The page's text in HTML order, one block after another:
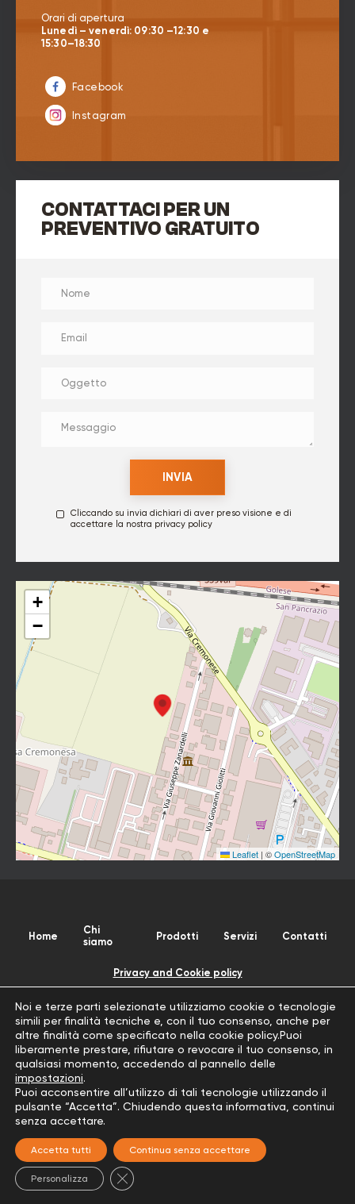
Orari di apertura
Lunedì – venerdì: 09:30 –12:30 e
15:30–18:30
Facebook
Instagram
CONTATTACI PER UN
PREVENTIVO GRATUITO
Cliccando su invia dichiari di aver preso visione e di
accettare la nostra privacy policy
+
−
Leaflet | ©OpenStreetMap
EDILTRE ERRE S.R.L.
Copyright © 2026 Tutti i diritti riservati.
Home
Chi
siamo
Prodotti Servizi Contatti
Privacy and Cookie policy
Informativa trattamento dati personali
Noi e terze parti selezionate utilizziamo cookie o tecnologie
simili per finalità tecniche e, con il tuo consenso, anche per
altre finalità come specificato nella cookie policy.Puoi
liberamente prestare, rifiutare o revocare il tuo consenso, in
qualsiasi momento, accedendo al pannello delle
impostazioni.
Puoi acconsentire all’utilizzo di tali tecnologie utilizzando il
pulsante “Accetta”. Chiudendo questa informativa, continui
senza accettare.
Accetta tutti Continua senza accettare
Personalizza Close GDPR Cookie Banner